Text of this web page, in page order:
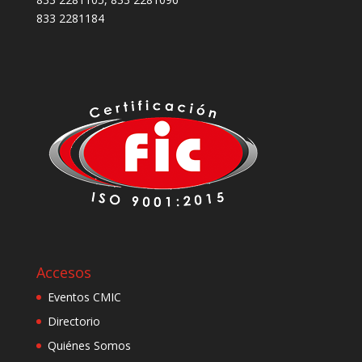
833 2281184
Accesos
Eventos CMIC
Directorio
Quiénes Somos